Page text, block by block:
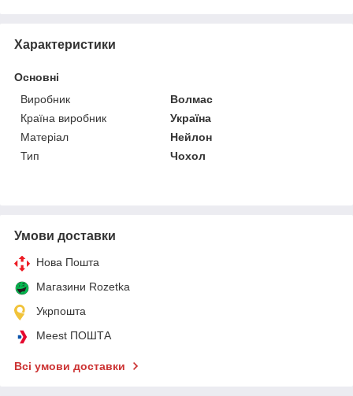
Характеристики
Основні
Виробник
Волмас
Країна виробник
Україна
Матеріал
Нейлон
Тип
Чохол
Умови доставки
Нова Пошта
Магазини Rozetka
Укрпошта
Meest ПОШТА
Всі умови доставки